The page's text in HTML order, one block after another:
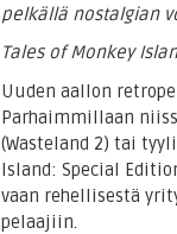
pelkällä nostalgian
Tales of Monkey
Uuden aallon
Parhaimmillaan
(Wasteland 2) tai
Island: Special
vaan rehellisestä
pelaajiin.